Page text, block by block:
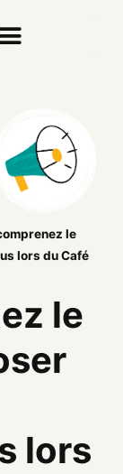
le
lors du Café
le
lors